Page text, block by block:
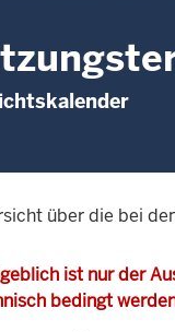
über die bei
ist nur der
bedingt